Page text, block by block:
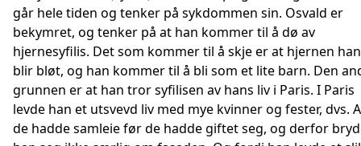
går hele tiden og tenker på sykdommen sin. Osvald er
bekymret, og tenker på at han kommer til å dø av
hjernesyfilis. Det som kommer til å skje er at hjernen
blir bløt, og han kommer til å bli som et lite barn. Den
grunnen er at han tror syfilisen av hans liv i Paris. I Paris
levde han et utsvevd liv med mye kvinner og fester, dvs.
de hadde samleie før de hadde giftet seg, og derfor